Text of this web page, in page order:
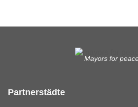
Mayors for
Partnerstädte